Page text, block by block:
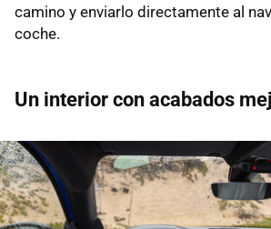
camino y enviarlo directamente al
coche.
Un interior con acabados